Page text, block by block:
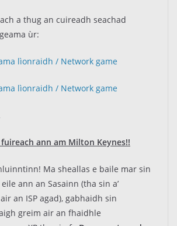
a thug an cuireadh seachad
ùr:
fuireach ann am Milton Keynes!!
Ma sheallas e baile mar sin
ann an Sasainn (tha sin a’
an ISP agad), gabhaidh sin
greim air an fhaidhle